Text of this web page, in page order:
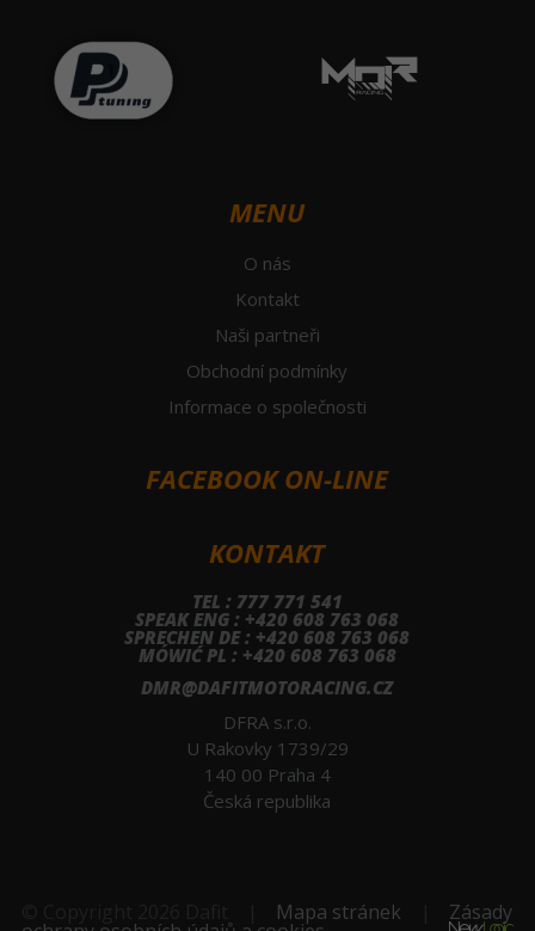
MENU
O nás
Kontakt
Naši partneři
Obchodní podmínky
Informace o společnosti
FACEBOOK ON-LINE
KONTAKT
TEL : 777 771 541
SPEAK ENG : +420 608 763 068
SPRECHEN DE : +420 608 763 068
MÓWIĆ PL : +420 608 763 068
DMR@DAFITMOTORACING.CZ
DFRA s.r.o.
U Rakovky 1739/29
140 00 Praha 4
Česká republika
Mapa stránek Zásady